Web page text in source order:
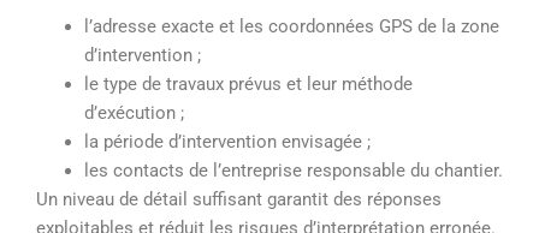
l’adresse exacte et les coordonnées GPS de la zone
d’intervention ;
le type de travaux prévus et leur méthode
d’exécution ;
la période d’intervention envisagée ;
les contacts de l’entreprise responsable du chantier.
Un niveau de détail suffisant garantit des réponses
exploitables et réduit les risques d’interprétation erronée.